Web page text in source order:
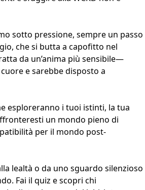
sotto pressione, sempre un passo
che si butta a capofitto nel
da un’anima più sensibile—
e sarebbe disposto a
esploreranno i tuoi istinti, la tua
un mondo pieno di
per il mondo post-
lealtà o da uno sguardo silenzioso
Fai il quiz e scopri chi